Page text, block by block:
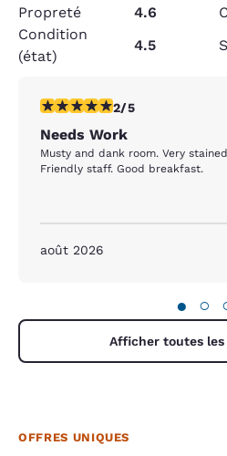
Propreté
4.6
Condition
(état)
4.5
2 étoiles. Moyen. 1 commentaire
2/5
Needs Work
Musty and dank room. Very
Friendly staff. Good breakfast.
août 2026
● ○
Afficher toutes
OFFRES UNIQUES